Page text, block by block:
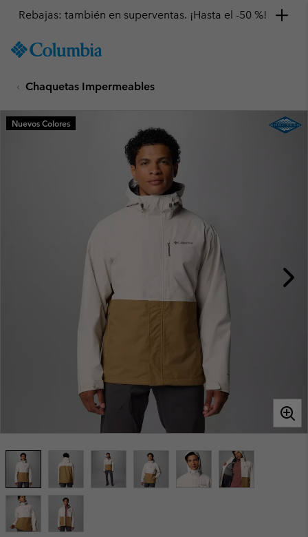
TO
SKIP
MAIN
NAV
Rebajas: también en superventas. ¡Hasta el -50 %!
Chaquetas Impermeables
Nuevos Colores